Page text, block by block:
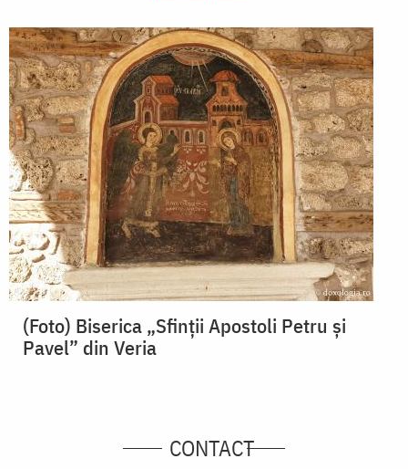
(Foto) Biserica „Sfinții Apostoli Petru și
Pavel” din Veria
CONTACT